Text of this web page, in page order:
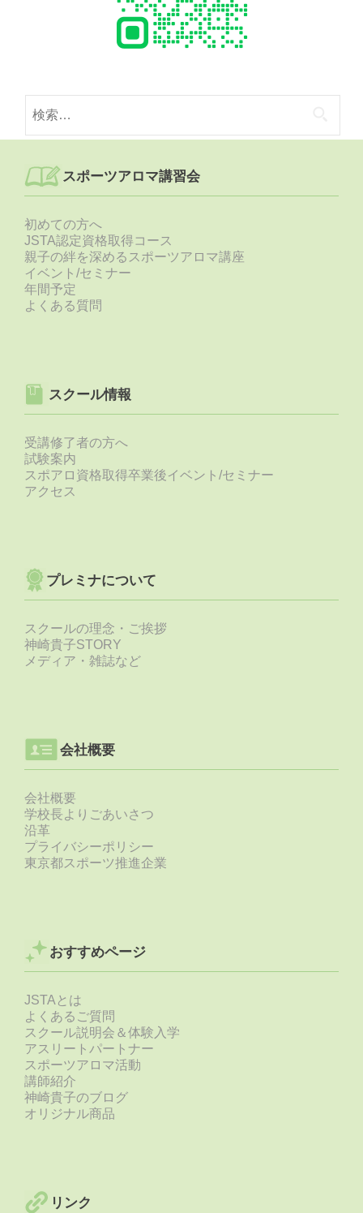
索:
スポーツアロマ講習会
初めての方へ
JSTA認定資格取得コース
親子の絆を深めるスポーツアロマ講座
イベント/セミナー
年間予定
よくある質問
スクール情報
受講修了者の方へ
試験案内
スポアロ資格取得卒業後イベント/セミナー
アクセス
プレミナについて
スクールの理念・ご挨拶
神崎貴子STORY
メディア・雑誌など
会社概要
会社概要
学校長よりごあいさつ
沿革
プライバシーポリシー
東京都スポーツ推進企業
おすすめページ
JSTAとは
よくあるご質問
スクール説明会＆体験入学
アスリートパートナー
スポーツアロマ活動
講師紹介
神崎貴子のブログ
オリジナル商品
リンク